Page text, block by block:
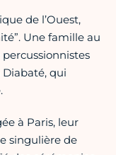
de l’Ouest,
Une famille au
qui
à Paris, leur
singulière de